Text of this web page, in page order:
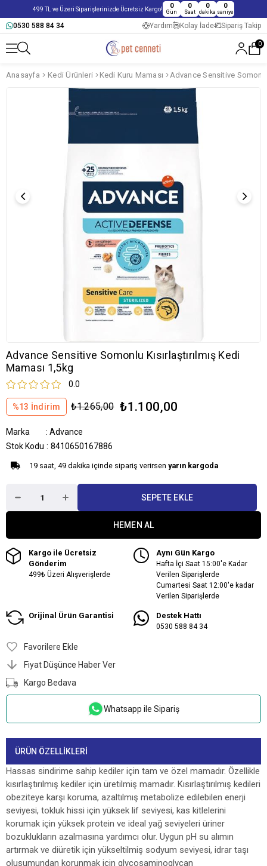
499 TL ve Üzeri Siparişlerinizde Ücretsiz Kargo! 0
Gün
0
Saat
0
dakika
0
saniye
0530 588 84 34 Yardım Kolay İade Sipariş Takip
0
Anasayfa Kedi Ürünleri Kedi Kuru Maması
Advance Sensitive Somonlu Kısırlaştırılmış Kedi
Maması 1,5kg
0.0
%13 İndirim ₺1.265,00 ₺1.100,00
Marka : Advance
Stok Kodu
8410650167886
19 saat, 49 dakika içinde sipariş verirsen yarın kargoda
Kargo ile Ücretsiz
Gönderim
499₺ Üzeri Alışverişlerde
Aynı Gün Kargo
Hafta İçi Saat 15:00'e Kadar
Verilen Siparişlerde
Cumartesi Saat 12:00'e kadar
Verilen Siparişlerde
Orijinal Ürün Garantisi Destek Hattı
0530 588 84 34
Favorilere Ekle
Fiyat Düşünce Haber Ver
Kargo Bedava
Whatsapp ile Sipariş
ÜRÜN ÖZELLIKLERI
Hassas sindirime sahip kediler için tam ve özel mamadır. Özellikle
kısırlaştırılmış kediler için üretilmiş mamadır. Kısırlaştırılmış kedileri
obeziteye karşı koruma, azaltılmış metabolize edilebilen enerji
seviyesi, tokluk hissi için yüksek lif seviyesi, kas kitlelerini
korumak için yüksek protein ve ideal yağ seviyeleri üriner
bozuklukların azalmasına yardımcı olur. Uygun pH su alımın
artırmak ve diüretik için yükseltilmiş sodyum seviyesi, idrar taşı
oluşumundan korunmak için glycosaminoglycan